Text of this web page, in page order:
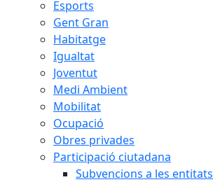
Esports
Gent Gran
Habitatge
Igualtat
Joventut
Medi Ambient
Mobilitat
Ocupació
Obres privades
Participació ciutadana
Subvencions a les entitats